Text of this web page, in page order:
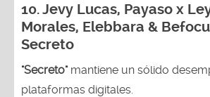
10. Jevy Lucas, Payaso x
Morales, Elebbara &
Secreto
"Secreto"mantiene un sólido
plataformas digitales.